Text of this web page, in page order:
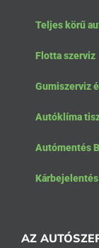
Teljes körű
Flotta szerviz
Gumiszerviz
Autóklíma
Autómentés
AZ